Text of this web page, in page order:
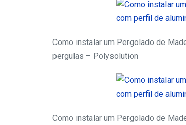
Como instalar um Pergolado de
pergulas – Polysolution
Como instalar um Pergolado de